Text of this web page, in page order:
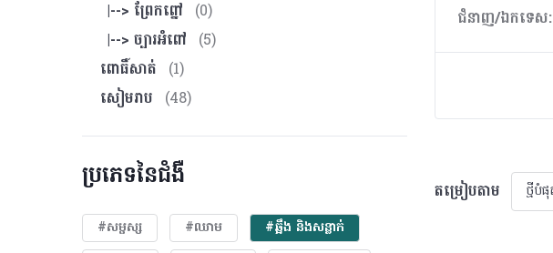
|--> ព្រែកព្នៅ
(0)
|--> ច្បារអំពៅ
(5)
ពោធិ៍សាត់
(1)
សៀមរាប
(48)
ប្រភេទនៃជំងឺ
#សម្ផស្ស #ឈាម
#ឆ្អឹង និងសន្លាក់
ជំនាញ/ឯកទេស:
តម្រៀបតាម